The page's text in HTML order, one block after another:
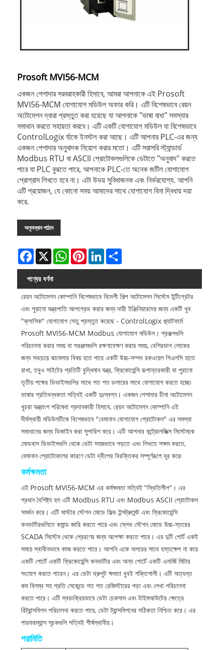
Prosoft MVI56-MCM
একজন পেশাদার সরবরাহকারী হিসাবে, আমরা আপনাকে এই Prosoft
MVI56-MCM যোগাযোগ মডিউল অফার করি। এটি বিশেষভাবে রেয়ন
অটোমেশন দ্বারা প্রস্তুত করা হয়েছে যা আপনাকে "ভাষা বাধা" সমস্যার
সমাধান করতে সহায়তা করবে। এটি একটি যোগাযোগ মডিউল যা বিশেষভাবে
ControlLogix র্যাকে ইনস্টল করা আছে। এটি আপনার PLC-এর জন্য
একজন পেশাদার অনুবাদক নিয়োগ করার মতো। এটি সরাসরি স্ট্যান্ডার্ড
Modbus RTU বা ASCII প্রোটোকলগুলিকে ডেটাতে "অনুবাদ" করতে
পারে যা PLC বুঝতে পারে, আপনাকে PLC-তে অনেক জটিল যোগাযোগ
প্রোগ্রাম লিখতে হবে না। এটা উভয় সুবিধাজনক এবং নির্ভরযোগ্য. আপনি
এটি প্রয়োজন, যে কোনো সময় আমাদের সাথে যোগাযোগ বিনা দ্বিধায় দয়া
করে.
অনুসন্ধান পাঠান
Facebook
X WhatsAppPinterestLinkedIn
পণ্যের বর্ণনা
রেয়ন অটোমেশন কোম্পানি বিশেষভাবে বিদেশী শিল্প অটোমেশন সিস্টেম ইন্টিগ্রেটর
এবং পুরানো যন্ত্রপাতি আপগ্রেড করার জন্য দায়ী ইঞ্জিনিয়ারদের জন্য একটি খুব
"ক্লাসিক" যোগাযোগ সেতু প্রস্তুত করেছে - ControlLogix প্ল্যাটফর্মে
Prosoft MVI56-MCM Modbus যোগাযোগ মডিউল। প্রকল্পগুলি
পরিচালনা করার সময় বা সরঞ্জামগুলি রক্ষণাবেক্ষণ করার সময়, বেশিরভাগ লোকের
জন্য সবচেয়ে ঝামেলার বিষয় হতে পারে একটি উচ্চ-সম্পদ রকওয়েল পিএলসি হাতে
রাখা, তবুও সাইটের প্রতিটি বুদ্ধিমান যন্ত্র, ফ্রিকোয়েন্সি রূপান্তরকারী বা পুরানো
তৃতীয় পক্ষের ডিভাইসগুলির সাথে শত শত ডলারের সাথে যোগাযোগ করতে হচ্ছে৷
ভাষার প্রতিবন্ধকতা সত্যিই একটি দুঃস্বপ্ন। একজন পেশাদার চীনা অটোমেশন
খুচরা যন্ত্রাংশ পরিষেবা প্রদানকারী হিসাবে, রেয়ন অটোমেশন কোম্পানি এই
দীর্ঘস্থায়ী মডিউলটিকে বিশেষভাবে "বেমানান যোগাযোগ প্রোটোকল" এর সমস্যা
সমাধানের জন্য ডিজাইন করা সুপারিশ করে। এটি আপনার কন্ট্রোলজিক্স সিস্টেমকে
মোডবাস ডিভাইসগুলি থেকে ডেটা সহজভাবে পড়তে এবং লিখতে সক্ষম করতে,
বেমানান প্রোটোকলের কারণে ডেটা দ্বীপের বিরক্তিকর সম্পূর্ণরূপে দূর করে৷
কর্মক্ষমতা
এই Prosoft MVI56-MCM এর কর্মক্ষমতা সত্যিই "স্থিতিশীল"। এর
প্রধান বৈশিষ্ট্য হল এটি Modbus RTU এবং Modbus ASCII প্রোটোকল
সমর্থন করে। এটি মাস্টার স্টেশন মোডে ফিল্ড ইন্সট্রুমেন্ট এবং ফ্রিকোয়েন্সি
কনভার্টারগুলিতে কমান্ড জারি করতে পারে এবং স্লেভ স্টেশন মোডে উচ্চ-স্তরের
SCADA সিস্টেম থেকে প্রেরণের জন্য অপেক্ষা করতে পারে। এর দুটি পোর্ট একই
সময়ে স্বাধীনভাবে কাজ করতে পারে। আপনি একে অপরের সাথে হস্তক্ষেপ না করে
একটি পোর্টে একটি ফ্রিকোয়েন্সি কনভার্টার এবং অন্য পোর্টে একটি এনার্জি মিটার
সংযোগ করতে পারেন। এর ডেটা থ্রুপুট ক্ষমতা খুবই শক্তিশালী। এটি অত্যন্ত
কম বিলম্ব সহ প্রতি সেকেন্ডে শত শত রেজিস্টারের পড়া এবং লেখা পরিচালনা
করতে পারে। এটি স্বয়ংক্রিয়ভাবে ডেটা চেকসাম এবং টাইমআউটের ক্ষেত্রে
রিট্রান্সমিশন পরিচালনা করতে পারে, ডেটা ট্রান্সমিশনের সঠিকতা নিশ্চিত করে। এর
পারফরম্যান্স সূচকগুলি সত্যিই শীর্ষস্থানীয়।
পরামিতি